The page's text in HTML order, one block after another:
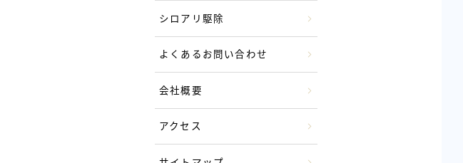
シロアリ駆除
よくあるお問い合わせ
会社概要
アクセス